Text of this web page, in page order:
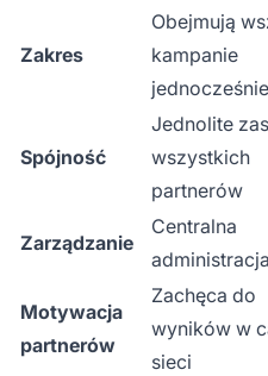
Zakres
Obejmują
kampanie
jednocześnie
Spójność
Jednolite
wszystkich
partnerów
Zarządzanie
Centralna
administracja
Motywacja
partnerów
Zachęca do
wyników w
sieci